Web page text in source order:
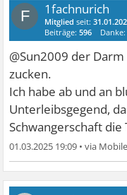
F 1fachnurich
Mitglied seit:
Beiträge:596
@Sun2009 der
zucken.
Ich habe ab und an
Unterleibsgegend,
Schwangerschaft
01.03.2025 19:09 •